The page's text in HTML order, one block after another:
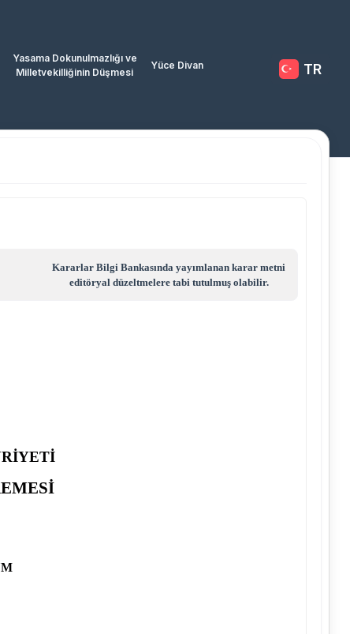
Yasama Dokunulmazlığı ve
Milletvekilliğinin Düşmesi
Yüce Divan TR
Kararlar Bilgi Bankasında yayımlanan karar metni
editöryal düzeltmelere tabi tutulmuş olabilir.